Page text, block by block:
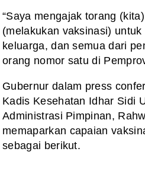
“Saya mengajak torang
(melakukan vaksinasi) untuk
keluarga, dan semua dari
orang nomor satu di
Gubernur dalam press
Kadis Kesehatan Idhar Sidi
Administrasi Pimpinan,
memaparkan capaian
sebagai berikut.